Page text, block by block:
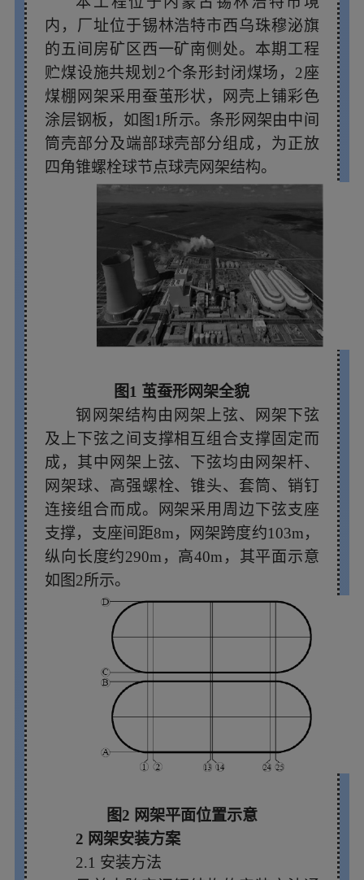
内，厂址位于锡林浩特市西乌珠穆泌旗
的五间房矿区西一矿南侧处。本期工程
贮煤设施共规划2个条形封闭煤场，2座
煤棚网架采用蚕茧形状，网壳上铺彩色
涂层钢板，如图1所示。条形网架由中间
筒壳部分及端部球壳部分组成，为正放
四角锥螺栓球节点球壳网架结构。
图1 茧蚕形网架全貌
钢网架结构由网架上弦、网架下弦
及上下弦之间支撑相互组合支撑固定而
成，其中网架上弦、下弦均由网架杆、
网架球、高强螺栓、锥头、套筒、销钉
连接组合而成。网架采用周边下弦支座
支撑，支座间距8m，网架跨度约103m，
纵向长度约290m，高40m，其平面示意
如图2所示。
图2 网架平面位置示意
2 网架安装方案
2.1 安装方法